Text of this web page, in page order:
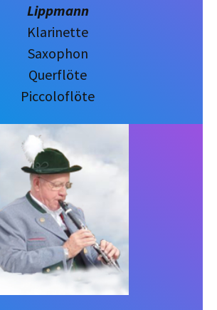
Lippmann
Klarinette
Saxophon
Querflöte
Piccoloflöte